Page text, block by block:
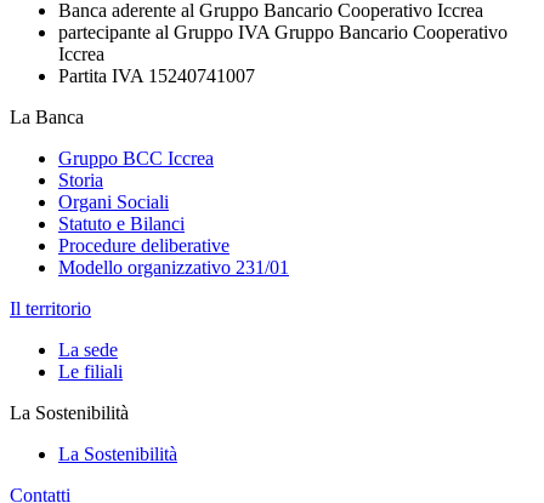
Banca aderente al Gruppo Bancario Cooperativo Iccrea
partecipante al Gruppo IVA Gruppo Bancario Cooperativo
Iccrea
Partita IVA 15240741007
La Banca
Gruppo BCC Iccrea
Storia
Organi Sociali
Statuto e Bilanci
Procedure deliberative
Modello organizzativo 231/01
Il territorio
La sede
Le filiali
La Sostenibilità
La Sostenibilità
Contatti